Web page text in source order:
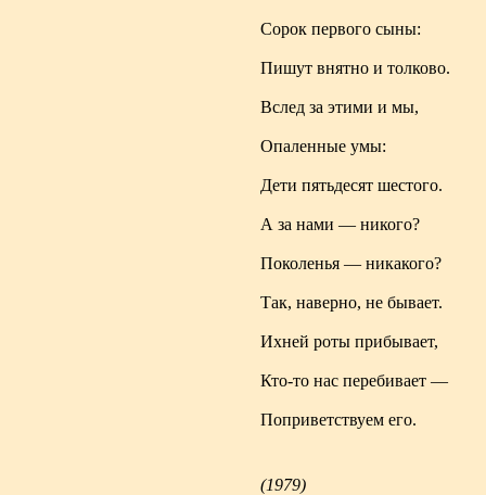
Сорок первого сыны:
Пишут внятно и толково.
Вслед за этими и мы,
Опаленные умы:
Дети пятьдесят шестого.
А за нами — никого?
Поколенья — никакого?
Так, наверно, не бывает.
Ихней роты прибывает,
Кто-то нас перебивает —
Поприветствуем его.
(1979)